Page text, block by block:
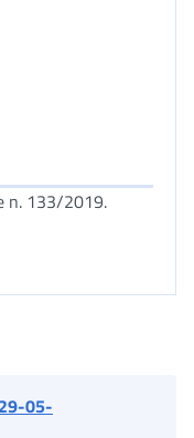
n. 133/2019.
05-